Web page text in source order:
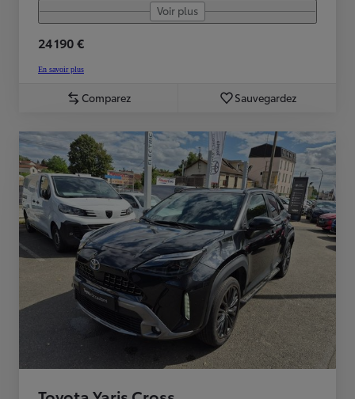
Voir plus
24 190 €
En savoir plus
Comparez Sauvegardez